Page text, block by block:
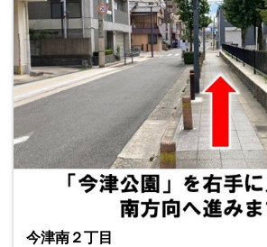
今津南２丁目